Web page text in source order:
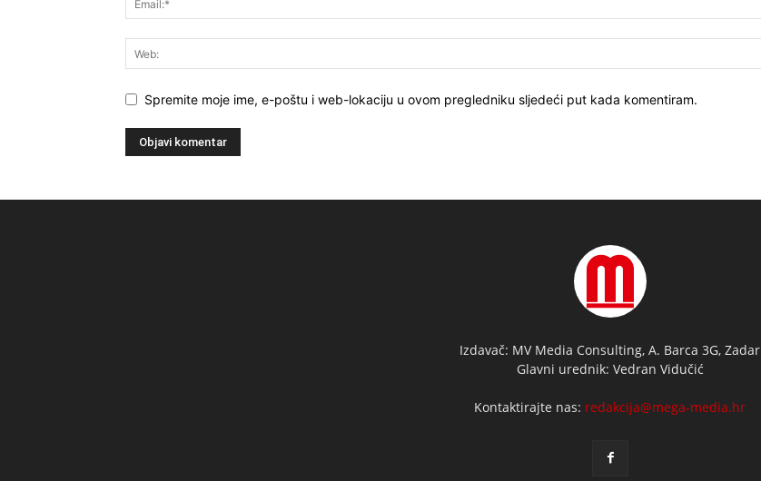
Spremite moje ime, e-poštu i web-lokaciju u ovom pregledniku sljedeći put kada komentiram.
Izdavač: MV Media Consulting, A. Barca 3G, Zadar
Glavni urednik: Vedran Vidučić
Kontaktirajte nas: redakcija@mega-media.hr